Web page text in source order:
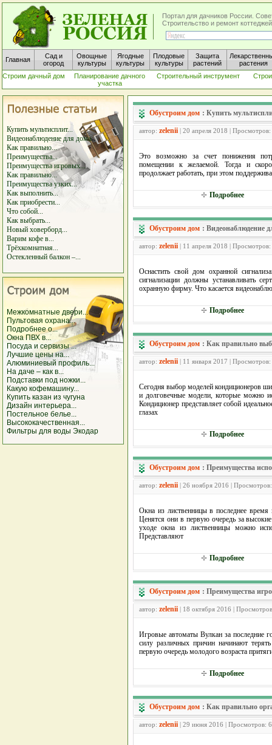
Портал для дачников России.
Строительство и ремонт
Главная
Сад и
огород
Овощные
культуры
Ягодные
культуры
Плодовые
культуры
Защита
растений
растения
Строим дачный дом
Планирование дачного
участка
Строительный инструмент
Купить мультисплит...
Видеонаблюдение для дома
Как правильно...
Преимущества...
Преимущества игровых...
Как правильно...
Преимущества узких...
Как выполнить...
Как приобрести...
Что собой...
Как выбрать...
Новый ховерборд...
Варим кофе в...
Трёхкомнатная...
Остекленный балкон –...
Межкомнатные двери...
Пультовая охрана...
Подробнее о...
Окна ПВХ в...
Посуда и сервизы ...
Лучшие цены на...
Алюминиевый профиль...
На даче – как в...
Подставки под ножки...
Какую кофемашину...
Купить казан из чугуна
Дизайн интерьера...
Постельное белье...
Высококачественная...
Фильтры для воды Экодар
Обустроим дом : Купить
автор: zelenii | 20 апреля 2018 |
Это возможно за счет понижения
помещении к желаемой. Тогда и
продолжает работать, при этом
Подробнее
Обустроим дом : Видеонаблюдение
автор: zelenii | 11 апреля 2018 |
Оснастить свой дом охранной
сигнализации должны устанавливать
охранную фирму. Что касается
Подробнее
Обустроим дом : Как правильно
автор: zelenii | 11 января 2017 |
Сегодня выбор моделей кондиционеров
и долговечные модели, которые можно
Кондиционер представляет собой
глазах
Подробнее
Обустроим дом : Преимущества
автор: zelenii | 26 ноября 2016 |
Окна из лиственницы в последнее время
Ценятся они в первую очередь за
уходе окна из лиственницы можно
Представляют
Подробнее
Обустроим дом : Преимущества
автор: zelenii | 18 октября 2016 |
Игровые автоматы Вулкан за последние
силу различных причин начинают
первую очередь молодого возраста
Подробнее
Обустроим дом : Как правильно
автор: zelenii | 29 июня 2016 | Просмотров: